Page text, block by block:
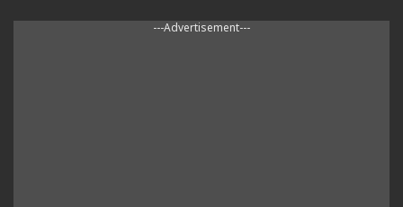
---Advertisement---